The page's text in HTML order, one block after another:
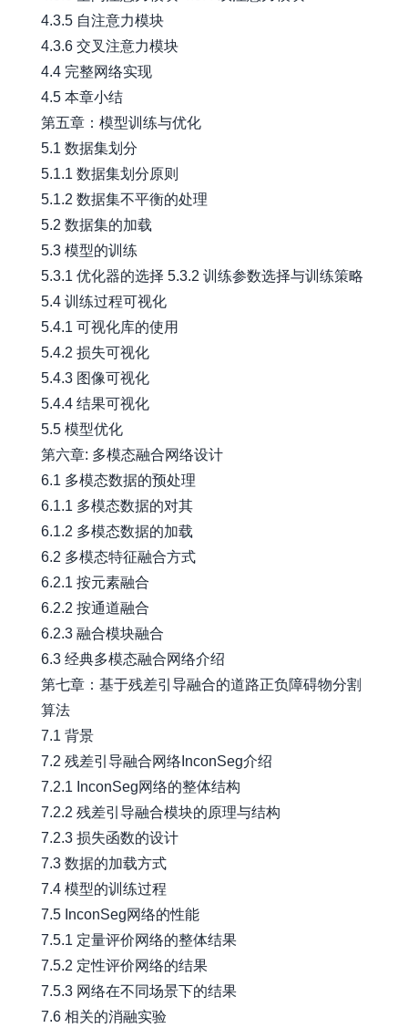
4.3.5 自注意力模块
4.3.6 交叉注意力模块
4.4 完整网络实现
4.5 本章小结
第五章：模型训练与优化
5.1 数据集划分
5.1.1 数据集划分原则
5.1.2 数据集不平衡的处理
5.2 数据集的加载
5.3 模型的训练
5.3.1 优化器的选择 5.3.2 训练参数选择与训练策略
5.4 训练过程可视化
5.4.1 可视化库的使用
5.4.2 损失可视化
5.4.3 图像可视化
5.4.4 结果可视化
5.5 模型优化
第六章: 多模态融合网络设计
6.1 多模态数据的预处理
6.1.1 多模态数据的对其
6.1.2 多模态数据的加载
6.2 多模态特征融合方式
6.2.1 按元素融合
6.2.2 按通道融合
6.2.3 融合模块融合
6.3 经典多模态融合网络介绍
第七章：基于残差引导融合的道路正负障碍物分割
算法
7.1 背景
7.2 残差引导融合网络InconSeg介绍
7.2.1 InconSeg网络的整体结构
7.2.2 残差引导融合模块的原理与结构
7.2.3 损失函数的设计
7.3 数据的加载方式
7.4 模型的训练过程
7.5 InconSeg网络的性能
7.5.1 定量评价网络的整体结果
7.5.2 定性评价网络的结果
7.5.3 网络在不同场景下的结果
7.6 相关的消融实验